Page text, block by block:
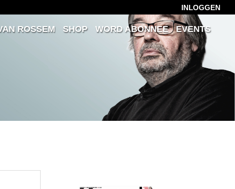
INLOGGEN
ROSSEM SHOP WORD ABONNEE
EVENTS